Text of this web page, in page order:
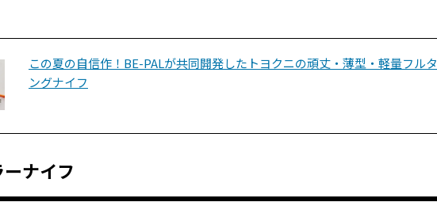
この夏の自信作！BE-PALが共同開発したトヨクニの頑丈・薄型・軽量フルタ
ングナイフ
ナイフ